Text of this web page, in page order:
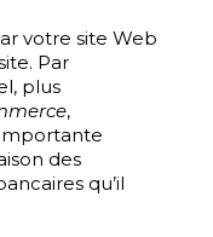
votre site Web
Par
plus
,
des
qu’il